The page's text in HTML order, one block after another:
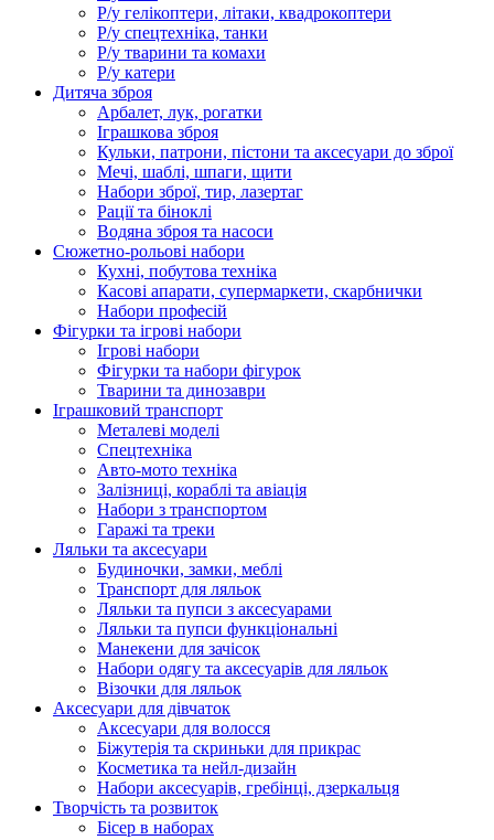
Р/у гелікоптери, літаки, квадрокоптери
Р/у спецтехніка, танки
Р/у тварини та комахи
Р/у катери
Дитяча зброя
Арбалет, лук, рогатки
Іграшкова зброя
Кульки, патрони, пістони та аксесуари до зброї
Мечі, шаблі, шпаги, щити
Набори зброї, тир, лазертаг
Рації та біноклі
Водяна зброя та насоси
Сюжетно-рольові набори
Кухні, побутова техніка
Касові апарати, супермаркети, скарбнички
Набори професій
Фігурки та ігрові набори
Ігрові набори
Фігурки та набори фігурок
Тварини та динозаври
Іграшковий транспорт
Металеві моделі
Спецтехніка
Авто-мото техніка
Залізниці, кораблі та авіація
Набори з транспортом
Гаражі та треки
Ляльки та аксесуари
Будиночки, замки, меблі
Транспорт для ляльок
Ляльки та пупси з аксесуарами
Ляльки та пупси функціональні
Манекени для зачісок
Набори одягу та аксесуарів для ляльок
Візочки для ляльок
Аксесуари для дівчаток
Аксесуари для волосся
Біжутерія та скриньки для прикрас
Косметика та нейл-дизайн
Набори аксесуарів, гребінці, дзеркальця
Творчість та розвиток
Бісер в наборах